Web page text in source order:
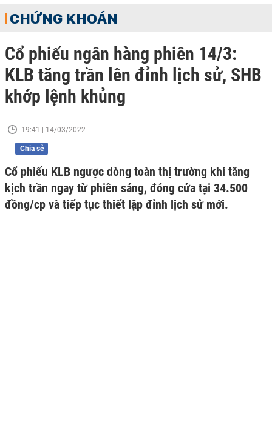
CHỨNG KHOÁN
Cổ phiếu ngân hàng phiên 14/3:
KLB tăng trần lên đỉnh lịch sử, SHB
khớp lệnh khủng
19:41 | 14/03/2022
Chia sẻ
Cổ phiếu KLB ngược dòng toàn thị trường khi tăng
kịch trần ngay từ phiên sáng, đóng cửa tại 34.500
đồng/cp và tiếp tục thiết lập đỉnh lịch sử mới.